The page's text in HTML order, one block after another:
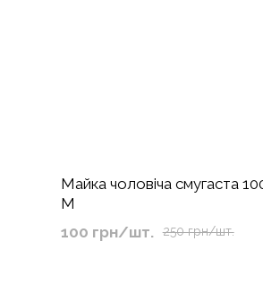
Майка чоловіча смугаста
М
250 грн/шт.
100 грн/шт.